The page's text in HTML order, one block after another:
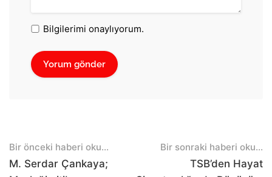
Bilgilerimi onaylıyorum.
Post
navigation
Bir önceki haberi oku...
M. Serdar Çankaya;
Bir sonraki haberi oku...
TSB’den Hayat